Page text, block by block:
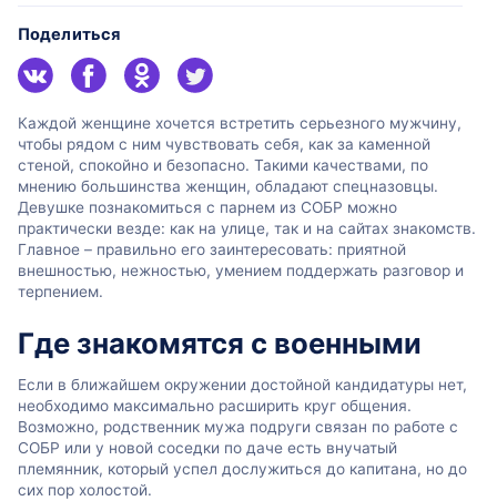
Поделиться
Каждой женщине хочется встретить серьезного мужчину,
чтобы рядом с ним чувствовать себя, как за каменной
стеной, спокойно и безопасно. Такими качествами, по
мнению большинства женщин, обладают спецназовцы.
Девушке познакомиться с парнем из СОБР можно
практически везде: как на улице, так и на сайтах знакомств.
Главное – правильно его заинтересовать: приятной
внешностью, нежностью, умением поддержать разговор и
терпением.
Где знакомятся с военными
Если в ближайшем окружении достойной кандидатуры нет,
необходимо максимально расширить круг общения.
Возможно, родственник мужа подруги связан по работе с
СОБР или у новой соседки по даче есть внучатый
племянник, который успел дослужиться до капитана, но до
сих пор холостой.